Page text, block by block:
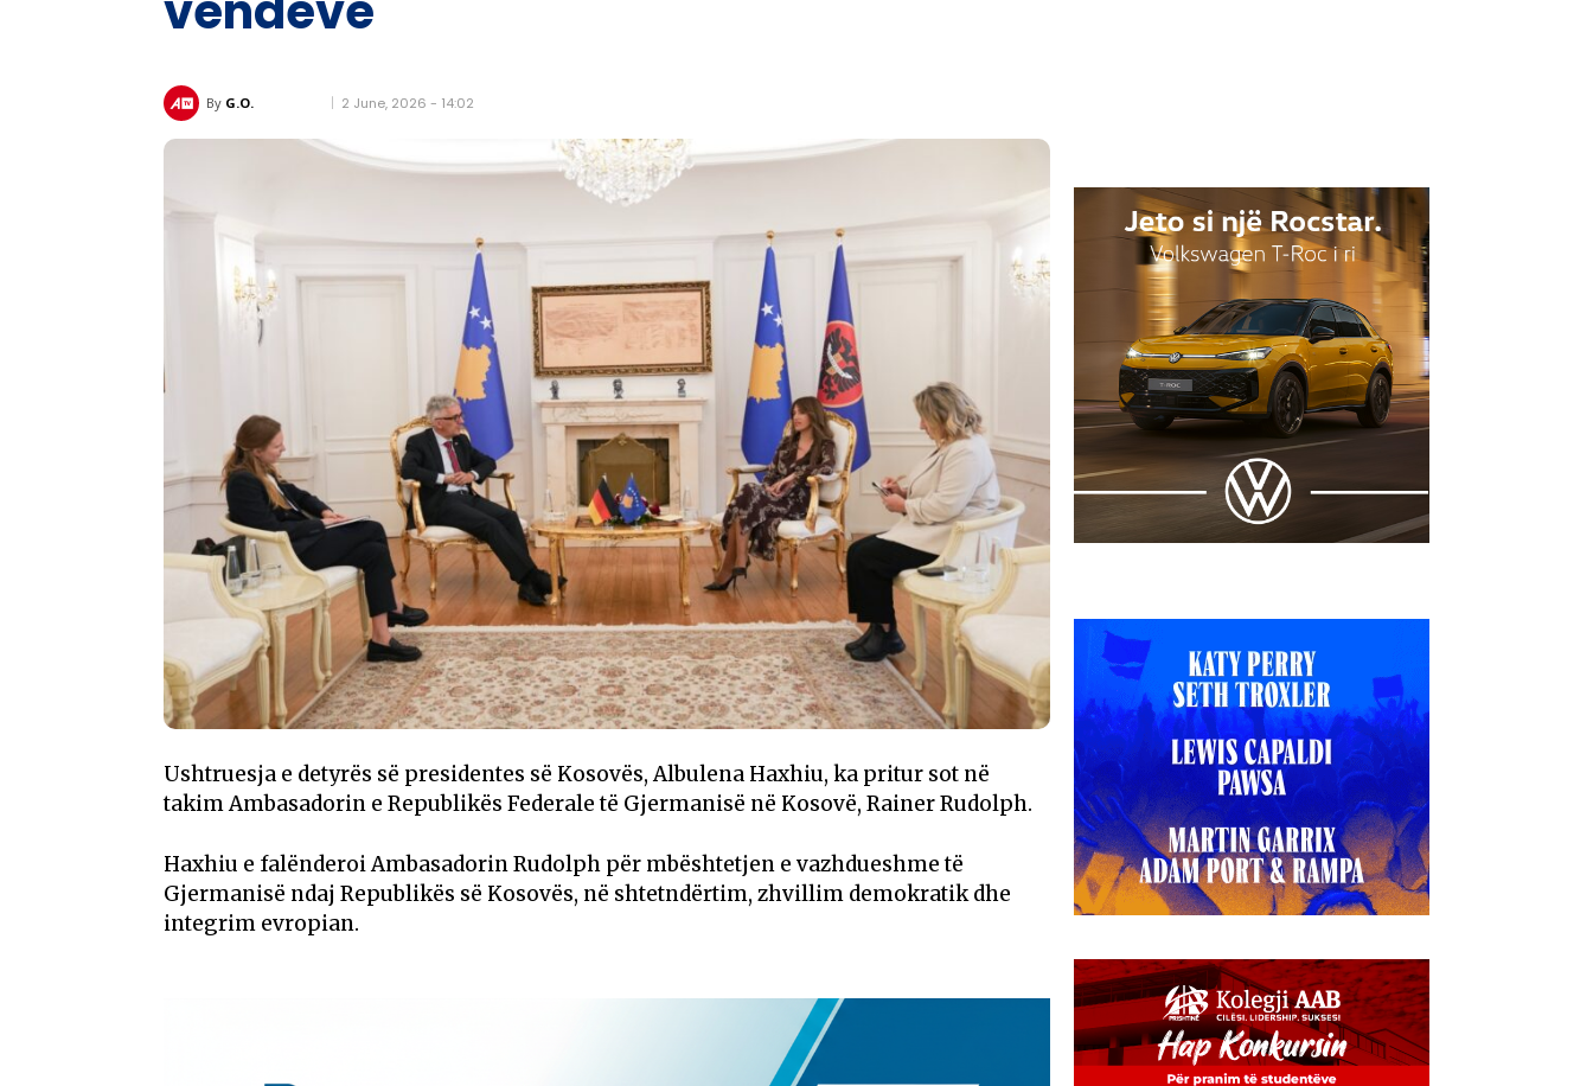
By G.O. 2 June, 2026 - 14:02
Ushtruesja e detyrës së presidentes së Kosovës, Albulena Haxhiu, ka pritur sot në
takim Ambasadorin e Republikës Federale të Gjermanisë në Kosovë, Rainer Rudolph.
Haxhiu e falënderoi Ambasadorin Rudolph për mbështetjen e vazhdueshme të
Gjermanisë ndaj Republikës së Kosovës, në shtetndërtim, zhvillim demokratik dhe
integrim evropian.